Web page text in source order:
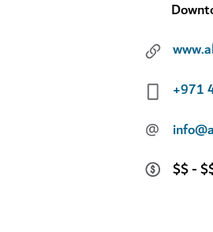
+971
@
$$ -